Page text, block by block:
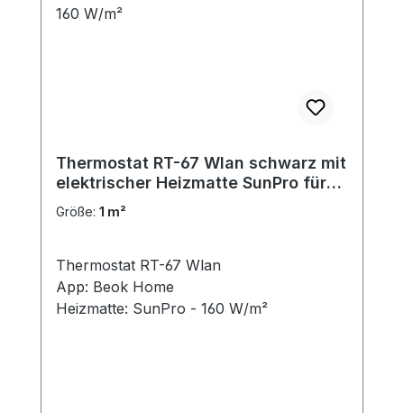
Thermostat RT-67 Wlan schwarz mit
elektrischer Heizmatte SunPro für
Fliesen 160 W/m²
Größe: 1 m²
Thermostat RT-67 Wlan
App: Beok Home
Heizmatte: SunPro - 160 W/m²